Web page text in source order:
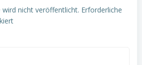
wird nicht veröffentlicht. Erforderliche